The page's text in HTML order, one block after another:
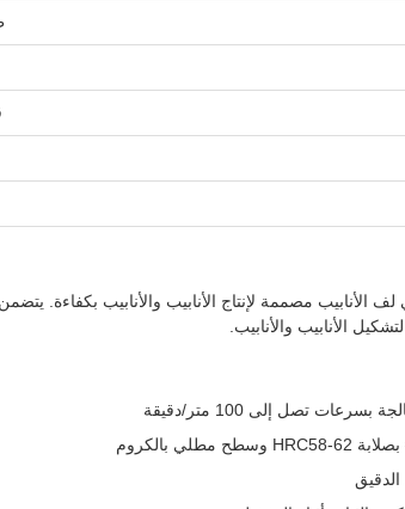
الأنابيب والأنابيب.
تصل إلى 100 متر/دقيقة